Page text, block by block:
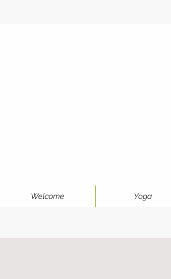
Welcome Yoga